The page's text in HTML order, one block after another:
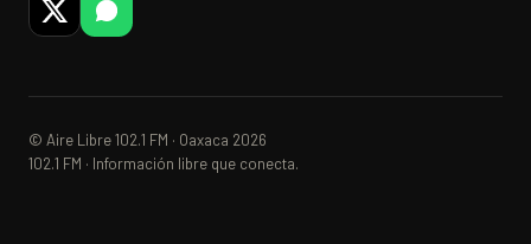
© Aire Libre 102.1 FM · Oaxaca 2026
102.1 FM · Información libre que conecta.